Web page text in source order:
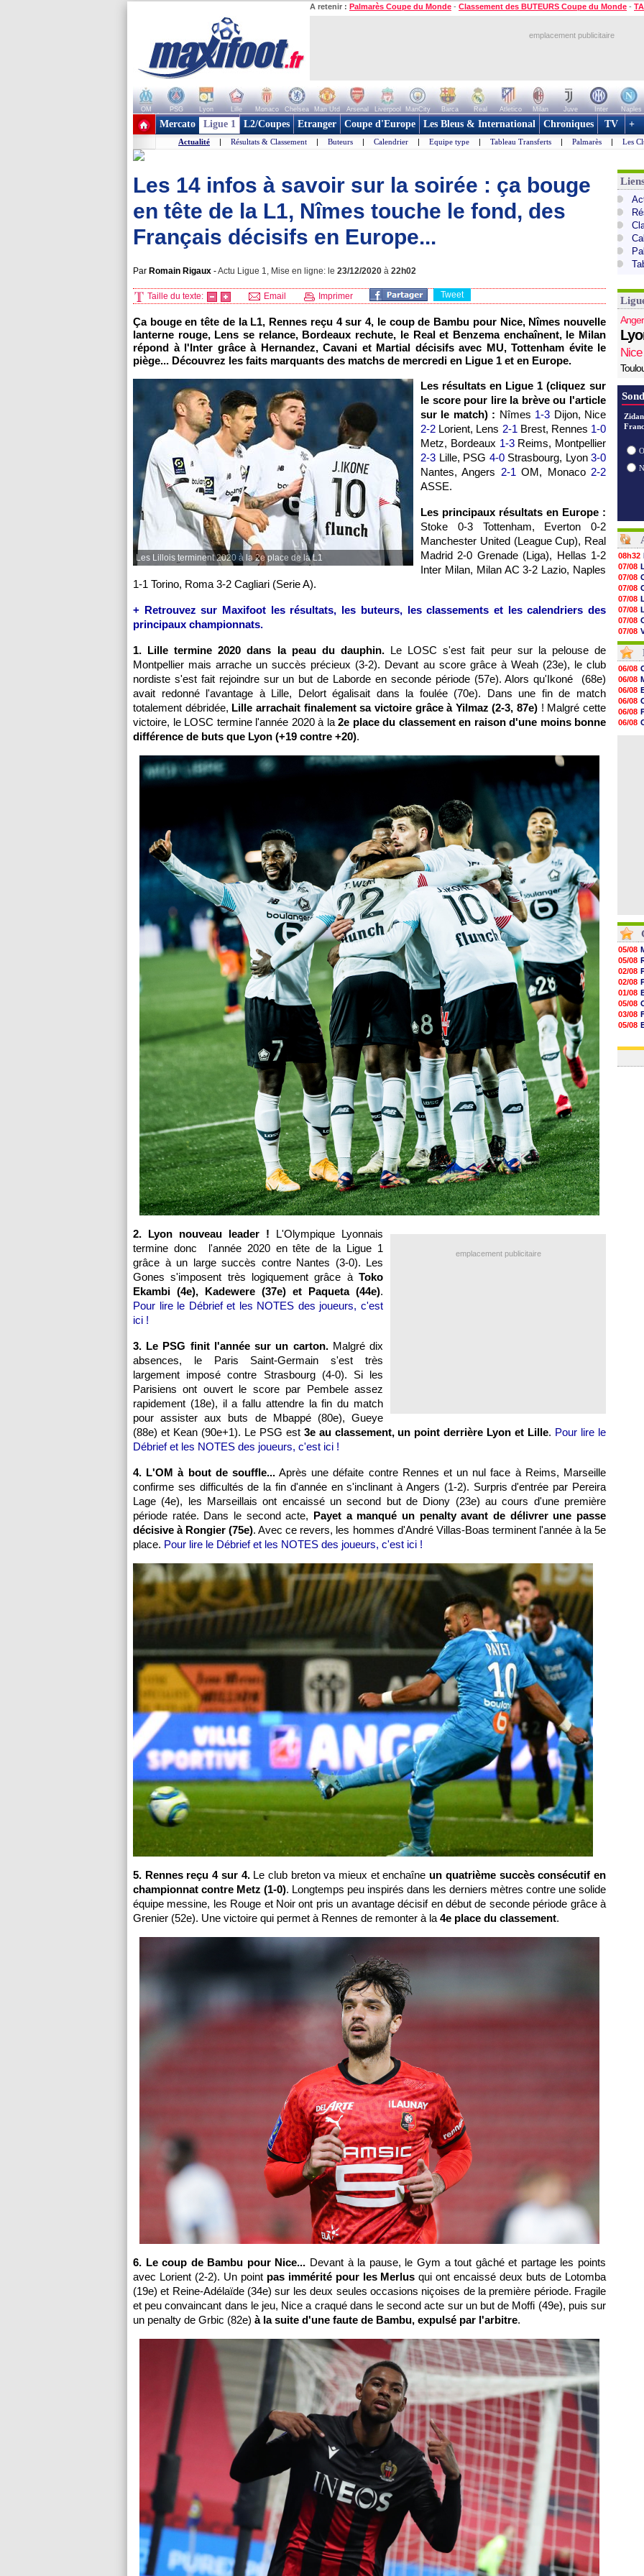
A retenir : Palmarès Coupe du Monde - Classement des BUTEURS Coupe du Monde -
emplacement publicitaire
OM PSG Lyon Lille Monaco Chelsea Man Utd Arsenal Liverpool ManCity Barca Real Atletico Milan Juve Inter Naples
+ de clubs
Mercato Ligue 1 L2/Coupes Etranger Coupe d'Europe Les Bleus & International Chroniques TV +
Actualité | Résultats & Classement | Buteurs | Calendrier | Equipe type | Tableau Transferts | Palmarès | Les
Les 14 infos à savoir sur la soirée : ça bouge
en tête de la L1, Nîmes touche le fond, des
Français décisifs en Europe...
Par Romain Rigaux -Actu Ligue 1, Mise en ligne: le 23/12/2020 à 22h02
Taille du texte: Email Imprimer Tweet
Ça bouge en tête de la L1, Rennes reçu 4 sur 4, le coup de Bambu pour Nice, Nîmes nouvelle
lanterne rouge, Lens se relance, Bordeaux rechute, le Real et Benzema enchaînent, le Milan
répond à l'Inter grâce à Hernandez, Cavani et Martial décisifs avec MU, Tottenham évite le
piège... Découvrez les faits marquants des matchs de mercredi en Ligue 1 et en Europe.
Les Lillois terminent 2020 à la 2e place de la L1
Les résultats en Ligue 1 (cliquez sur
le score pour lire la brève ou l'article
sur le match) : Nîmes 1-3 Dijon, Nice
2-2 Lorient, Lens 2-1 Brest, Rennes 1-0
Metz, Bordeaux 1-3Reims, Montpellier
2-3 Lille, PSG 4-0Strasbourg, Lyon 3-0
Nantes, Angers 2-1 OM, Monaco 2-2
ASSE.
Les principaux résultats en Europe :
Stoke 0-3 Tottenham, Everton 0-2
Manchester United (League Cup), Real
Madrid 2-0 Grenade (Liga), Hellas 1-2
Inter Milan, Milan AC 3-2 Lazio, Naples
1-1 Torino, Roma 3-2 Cagliari (Serie A).
+ Retrouvez sur Maxifoot les résultats, les buteurs, les classements et les calendriers des
principaux championnats.
1. Lille termine 2020 dans la peau du dauphin. Le LOSC s'est fait peur sur la pelouse de
Montpellier mais arrache un succès précieux (3-2). Devant au score grâce à Weah (23e), le club
nordiste s'est fait rejoindre sur un but de Laborde en seconde période (57e). Alors qu'Ikoné (68e)
avait redonné l'avantage à Lille, Delort égalisait dans la foulée (70e). Dans une fin de match
totalement débridée, Lille arrachait finalement sa victoire grâce à Yilmaz (2-3, 87e) ! Malgré cette
victoire, le LOSC termine l'année 2020 à la 2e place du classement en raison d'une moins bonne
différence de buts que Lyon (+19 contre +20).
emplacement publicitaire
2. Lyon nouveau leader ! L'Olympique Lyonnais
termine donc l'année 2020 en tête de la Ligue 1
grâce à un large succès contre Nantes (3-0). Les
Gones s'imposent très logiquement grâce à Toko
Ekambi (4e), Kadewere (37e) et Paqueta (44e).
Pour lire le Débrief et les NOTES des joueurs, c'est
ici !
3. Le PSG finit l'année sur un carton.Malgré dix
absences, le Paris Saint-Germain s'est très
largement imposé contre Strasbourg (4-0). Si les
Parisiens ont ouvert le score par Pembele assez
rapidement (18e), il a fallu attendre la fin du match
pour assister aux buts de Mbappé (80e), Gueye
(88e) et Kean (90e+1). Le PSG est 3e au classement, un point derrière Lyon et Lille. Pour lire le
Débrief et les NOTES des joueurs, c'est ici !
4. L'OM à bout de souffle...Après une défaite contre Rennes et un nul face à Reims, Marseille
confirme ses difficultés de la fin d'année en s'inclinant à Angers (1-2). Surpris d'entrée par Pereira
Lage (4e), les Marseillais ont encaissé un second but de Diony (23e) au cours d'une première
période ratée. Dans le second acte, Payet a manqué un penalty avant de délivrer une passe
décisive à Rongier (75e). Avec ce revers, les hommes d'André Villas-Boas terminent l'année à la 5e
place. Pour lire le Débrief et les NOTES des joueurs, c'est ici !
5. Rennes reçu 4 sur 4.Le club breton va mieux et enchaîne un quatrième succès consécutif en
championnat contre Metz (1-0). Longtemps peu inspirés dans les derniers mètres contre une solide
équipe messine, les Rouge et Noir ont pris un avantage décisif en début de seconde période grâce à
Grenier (52e). Une victoire qui permet à Rennes de remonter à la 4e place du classement.
6. Le coup de Bambu pour Nice... Devant à la pause, le Gym a tout gâché et partage les points
avec Lorient (2-2). Un point pas immérité pour les Merlus qui ont encaissé deux buts de Lotomba
(19e) et Reine-Adélaïde (34e) sur les deux seules occasions niçoises de la première période. Fragile
et peu convaincant dans le jeu, Nice a craqué dans le second acte sur un but de Moffi (49e), puis sur
un penalty de Grbic (82e) à la suite d'une faute de Bambu, expulsé par l'arbitre.
Nice
08h32
07/08
07/08
07/08
07/08
07/08
07/08
07/08
07/08
07/08
07/08
07/08
07/08
07/08
07/08
07/08
07/08
06/08
06/08
06/08
06/08
06/08
06/08
05/08
05/08
02/08
02/08
01/08
05/08
03/08
05/08
03/08